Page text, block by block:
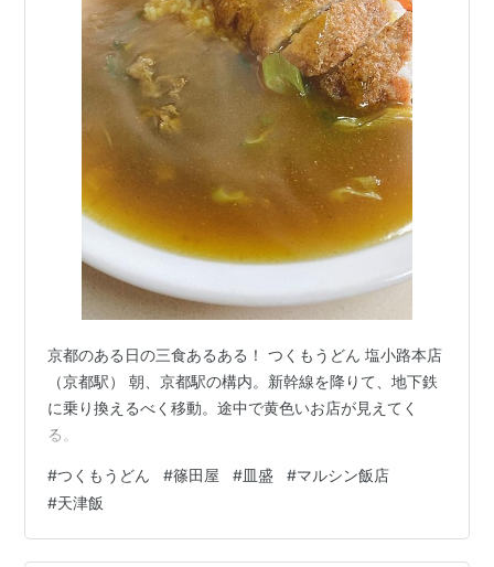
京都のある日の三食あるある！ つくもうどん 塩小路本店
（京都駅） 朝、京都駅の構内。新幹線を降りて、地下鉄
に乗り換えるべく移動。途中で黄色いお店が見えてく
る。
#つくもうどん #篠田屋 #皿盛 #マルシン飯店
#天津飯